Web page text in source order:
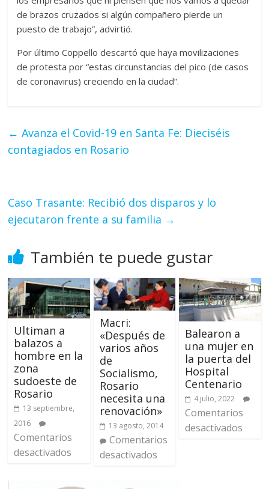
de brazos cruzados si algún compañero pierde un
puesto de trabajo”, advirtió.
Por último Coppello descartó que haya movilizaciones
de protesta por “estas circunstancias del pico (de casos
de coronavirus) creciendo en la ciudad”.
← Avanza el Covid-19 en Santa Fe: Dieciséis
contagiados en Rosario
Caso Trasante: Recibió dos disparos y lo
ejecutaron frente a su familia →
También te puede gustar
Ultiman a
balazos a
hombre en la
zona
sudoeste de
Rosario
13 septiembre,
2016
Comentarios
desactivados
Macri:
«Después de
varios años
de
Socialismo,
Rosario
necesita una
renovación»
13 agosto, 2014
Comentarios
desactivados
Balearon a
una mujer en
la puerta del
Hospital
Centenario
4 julio, 2022
Comentarios
desactivados